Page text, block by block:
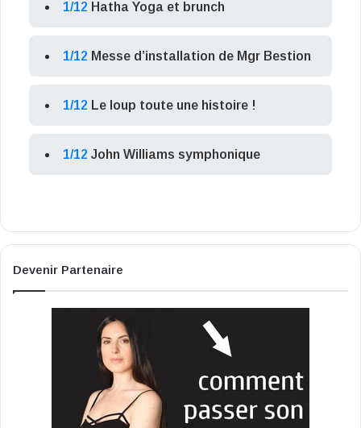
1/12 Hatha Yoga et brunch
1/12 Messe d’installation de Mgr Bestion
1/12 Le loup toute une histoire !
1/12 John Williams symphonique
Devenir Partenaire